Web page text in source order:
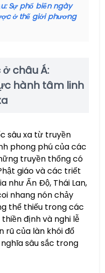
Sự phổ biến ngày
ở thế giới phương
châu Á:
hành tâm linh
sâu xa từ truyền
phong phú của các
truyền thống có
giáo và các triết
như Ấn Độ, Thái Lan,
nhang nón chảy
thể thiếu trong các
định và nghi lễ
rũ của làn khói đổ
sâu sắc trong